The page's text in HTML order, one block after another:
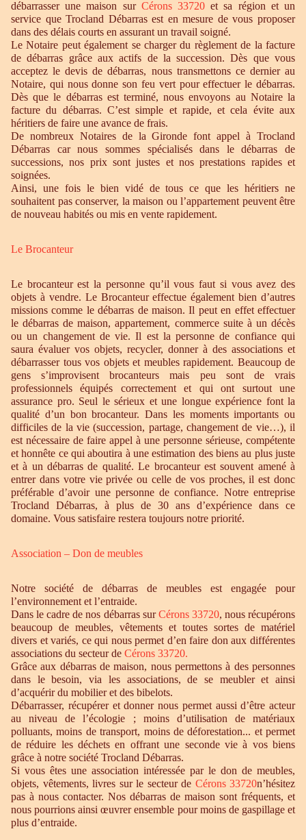
débarrasser une maison sur Cérons 33720 et sa région et un
service que Trocland Débarras est en mesure de vous proposer
dans des délais courts en assurant un travail soigné.
Le Notaire peut également se charger du règlement de la facture
de débarras grâce aux actifs de la succession. Dès que vous
acceptez le devis de débarras, nous transmettons ce dernier au
Notaire, qui nous donne son feu vert pour effectuer le débarras.
Dès que le débarras est terminé, nous envoyons au Notaire la
facture du débarras. C’est simple et rapide, et cela évite aux
héritiers de faire une avance de frais.
De nombreux Notaires de la Gironde font appel à Trocland
Débarras car nous sommes spécialisés dans le débarras de
successions, nos prix sont justes et nos prestations rapides et
soignées.
Ainsi, une fois le bien vidé de tous ce que les héritiers ne
souhaitent pas conserver, la maison ou l’appartement peuvent être
de nouveau habités ou mis en vente rapidement.
Le Brocanteur
Le brocanteur est la personne qu’il vous faut si vous avez des
objets à vendre. Le Brocanteur effectue également bien d’autres
missions comme le débarras de maison. Il peut en effet effectuer
le débarras de maison, appartement, commerce suite à un décès
ou un changement de vie. Il est la personne de confiance qui
saura évaluer vos objets, recycler, donner à des associations et
débarrasser tous vos objets et meubles rapidement. Beaucoup de
gens s’improvisent brocanteurs mais peu sont de vrais
professionnels équipés correctement et qui ont surtout une
assurance pro. Seul le sérieux et une longue expérience font la
qualité d’un bon brocanteur. Dans les moments importants ou
difficiles de la vie (succession, partage, changement de vie…), il
est nécessaire de faire appel à une personne sérieuse, compétente
et honnête ce qui aboutira à une estimation des biens au plus juste
et à un débarras de qualité. Le brocanteur est souvent amené à
entrer dans votre vie privée ou celle de vos proches, il est donc
préférable d’avoir une personne de confiance. Notre entreprise
Trocland Débarras, à plus de 30 ans d’expérience dans ce
domaine. Vous satisfaire restera toujours notre priorité.
Association – Don de meubles
Notre société de débarras de meubles est engagée pour
l’environnement et l’entraide.
Dans le cadre de nos débarras surCérons 33720, nous récupérons
beaucoup de meubles, vêtements et toutes sortes de matériel
divers et variés, ce qui nous permet d’en faire don aux différentes
associations du secteur de Cérons 33720.
Grâce aux débarras de maison, nous permettons à des personnes
dans le besoin, via les associations, de se meubler et ainsi
d’acquérir du mobilier et des bibelots.
Débarrasser, récupérer et donner nous permet aussi d’être acteur
au niveau de l’écologie ; moins d’utilisation de matériaux
polluants, moins de transport, moins de déforestation... et permet
de réduire les déchets en offrant une seconde vie à vos biens
grâce à notre société Trocland Débarras.
Si vous êtes une association intéressée par le don de meubles,
objets, vêtements, livres sur le secteur de Cérons 33720n’hésitez
pas à nous contacter. Nos débarras de maison sont fréquents, et
nous pourrions ainsi œuvrer ensemble pour moins de gaspillage et
plus d’entraide.